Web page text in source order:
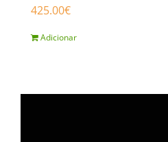
425.00€
Adicionar